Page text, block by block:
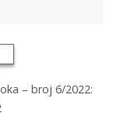
– broj 6/2022: